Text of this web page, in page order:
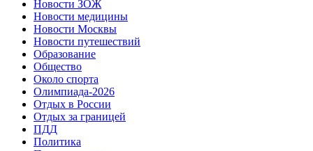
Новости ЗОЖ
Новости медицины
Новости Москвы
Новости путешествий
Образование
Общество
Около спорта
Олимпиада-2026
Отдых в России
Отдых за границей
ПДД
Политика